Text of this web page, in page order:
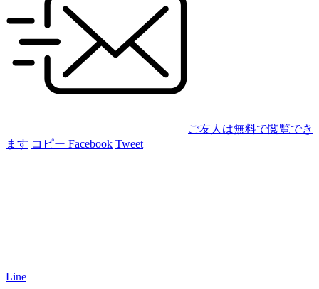
ご友人は無料で閲覧でき
ます コピー Facebook Tweet
Line